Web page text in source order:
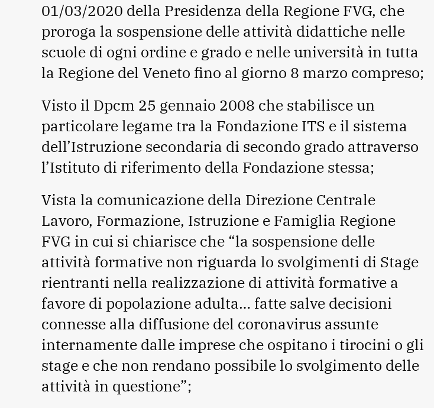
01/03/2020 della Presidenza della Regione FVG, che
proroga la sospensione delle attività didattiche nelle
scuole di ogni ordine e grado e nelle università in tutta
la Regione del Veneto fino al giorno 8 marzo compreso;
Visto il Dpcm 25 gennaio 2008 che stabilisce un
particolare legame tra la Fondazione ITS e il sistema
dell’Istruzione secondaria di secondo grado attraverso
l’Istituto di riferimento della Fondazione stessa;
Vista la comunicazione della Direzione Centrale
Lavoro, Formazione, Istruzione e Famiglia Regione
FVG in cui si chiarisce che “la sospensione delle
attività formative non riguarda lo svolgimenti di Stage
rientranti nella realizzazione di attività formative a
favore di popolazione adulta… fatte salve decisioni
connesse alla diffusione del coronavirus assunte
internamente dalle imprese che ospitano i tirocini o gli
stage e che non rendano possibile lo svolgimento delle
attività in questione”;